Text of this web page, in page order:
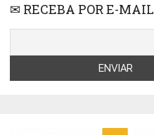
✉ RECEBA POR E-MAIL